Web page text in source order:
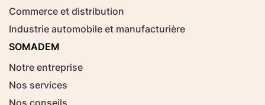
Télécharger
Commerce et distribution
Industrie automobile et manufacturière
SOMADEM
Notre entreprise
Nos services
Nos conseils